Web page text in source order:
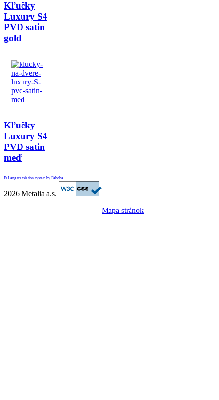
Kľučky
Luxury S4
PVD satin
gold
Kľučky
Luxury S4
PVD satin
meď
FaLang translation system by Faboba
2026 Metalia a.s.
Mapa stránok